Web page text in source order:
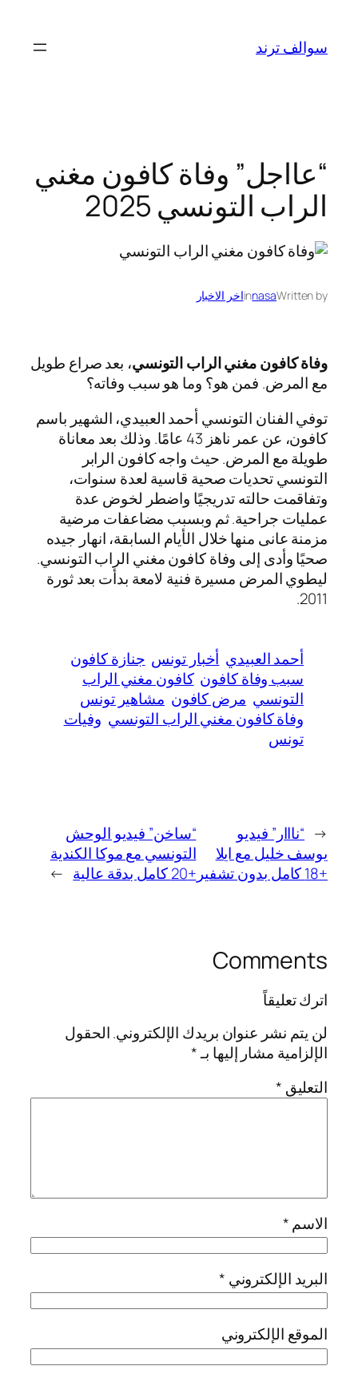
المحتوى
سوالف ترند
“عااجل” وفاة كافون مغني
الراب التونسي 2025
Written by
nasa
inاخر الاخبار
وفاة كافون مغني الراب التونسي، بعد صراع طويل
مع المرض. فمن هو؟ وما هو سبب وفاته؟
توفي الفنان التونسي أحمد العبيدي، الشهير باسم
كافون، عن عمر ناهز 43 عامًا. وذلك بعد معاناة
طويلة مع المرض. حيث واجه كافون الرابر
التونسي تحديات صحية قاسية لعدة سنوات،
وتفاقمت حالته تدريجيًا واضطر لخوض عدة
عمليات جراحية. ثم وبسبب مضاعفات مرضية
مزمنة عانى منها خلال الأيام السابقة، انهار جيده
صحيًا وأدى إلى وفاة كافون مغني الراب التونسي.
ليطوي المرض مسيرة فنية لامعة بدأت بعد ثورة
2011.
أحمد العبيدي أخبار تونس جنازة كافون
سبب وفاة كافون كافون مغني الراب
التونسي مرض كافون مشاهير تونس
وفاة كافون مغني الراب التونسي وفيات
تونس
← “نااار” فيديو
يوسف خليل مع ايلا
+18 كامل بدون تشفير
“ساخن” فيديو الوحش
التونسي مع موكا الكندية
+20 كامل بدقة عالية
→
Comments
اترك تعليقاً
لن يتم نشر عنوان بريدك الإلكتروني.الحقول
الإلزامية مشار إليها بـ*
التعليق *
الاسم*
البريد الإلكتروني *
الموقع الإلكتروني